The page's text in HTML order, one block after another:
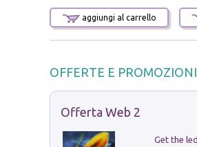
aggiungi al carrello
OFFERTE E PROMOZIONI
Offerta Web 2